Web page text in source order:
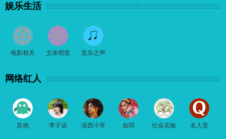
娱乐生活
电影相关 文体明星 音乐之声
网络红人
其他 李子柒 滇西小哥 如琪 社会实验 名人堂